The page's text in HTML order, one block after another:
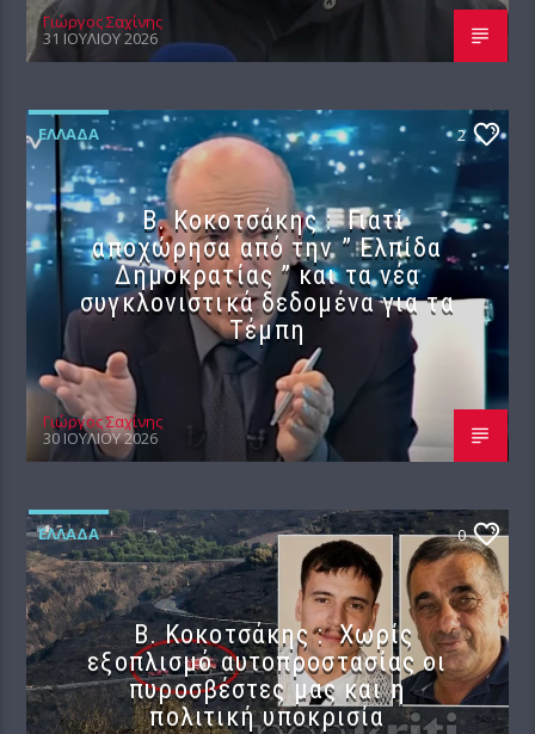
Γιώργος Σαχίνης
31 ΙΟΥΛΊΟΥ 2026
ΕΛΛΆΔΑ 2
Β. Κοκοτσάκης : Γιατί
αποχώρησα από την ” Ελπίδα
Δημοκρατίας ” και τα νέα
συγκλονιστικά δεδομένα για τα
Τέμπη
Γιώργος Σαχίνης
30 ΙΟΥΛΊΟΥ 2026
ΕΛΛΆΔΑ 0
Β. Κοκοτσάκης : Χωρίς
εξοπλισμό αυτοπροστασίας οι
πυροσβέστες μας και η
πολιτική υποκρισία